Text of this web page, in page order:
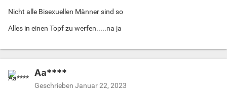
Nicht alle Bisexuellen Männer sind so
Alles in einen Topf zu werfen.....na ja
Aa****
Geschrieben Januar 22, 2023